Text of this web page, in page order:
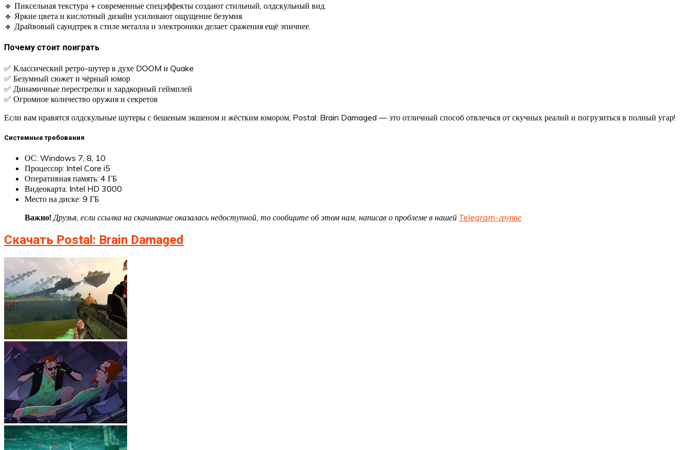
🔹 Пиксельная текстура + современные спецэффекты создают стильный, олдскульный вид.
🔹 Яркие цвета и кислотный дизайн усиливают ощущение безумия.
🔹 Драйвовый саундтрек в стиле металла и электроники делает сражения ещё эпичнее.
Почему стоит поиграть
✅ Классический ретро-шутер в духе DOOM и Quake
✅ Безумный сюжет и чёрный юмор
✅ Динамичные перестрелки и хардкорный геймплей
✅ Огромное количество оружия и секретов
Если вам нравятся олдскульные шутеры с бешеным экшеном и жёстким юмором, Postal: Brain Damaged — это отличный способ отвлечься от скучных реалий и погрузиться в полный угар!
Системные требования
ОС: Windows 7, 8, 10
Процессор: Intel Core i5
Оперативная память: 4 ГБ
Видеокарта: Intel HD 3000
Место на диске: 9 ГБ
Важно!Друзья, если ссылка на скачивание оказалась недоступной, то сообщите об этом нам, написав о проблеме в нашей Telegram-группе
Скачать Postal: Brain Damaged